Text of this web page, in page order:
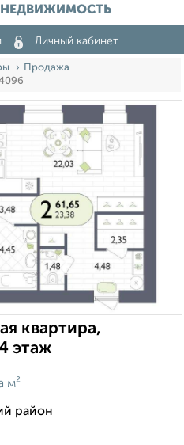
НЕДВИЖИМОСТЬ
Личный кабинет
Продажа
квартира,
этаж
м²
район